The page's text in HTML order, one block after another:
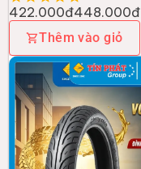
422.000đ448.000đ
Thêm vào giỏ